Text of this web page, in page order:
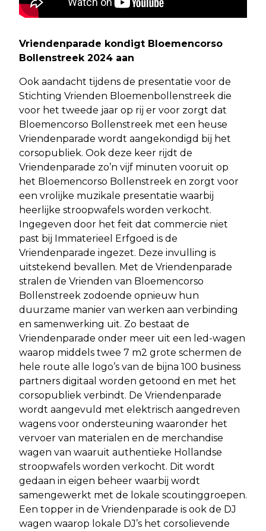
Vriendenparade kondigt Bloemencorso
Bollenstreek 2024 aan
Ook aandacht tijdens de presentatie voor de
Stichting Vrienden Bloemenbollenstreek die
voor het tweede jaar op rij er voor zorgt dat
Bloemencorso Bollenstreek met een heuse
Vriendenparade wordt aangekondigd bij het
corsopubliek. Ook deze keer rijdt de
Vriendenparade zo’n vijf minuten vooruit op
het Bloemencorso Bollenstreek en zorgt voor
een vrolijke muzikale presentatie waarbij
heerlijke stroopwafels worden verkocht.
Ingegeven door het feit dat commercie niet
past bij Immaterieel Erfgoed is de
Vriendenparade ingezet. Deze invulling is
uitstekend bevallen. Met de Vriendenparade
stralen de Vrienden van Bloemencorso
Bollenstreek zodoende opnieuw hun
duurzame manier van werken aan verbinding
en samenwerking uit. Zo bestaat de
Vriendenparade onder meer uit een led-wagen
waarop middels twee 7 m2 grote schermen de
hele route alle logo’s van de bijna 100 business
partners digitaal worden getoond en met het
corsopubliek verbindt. De Vriendenparade
wordt aangevuld met elektrisch aangedreven
wagens voor ondersteuning waaronder het
vervoer van materialen en de merchandise
wagen van waaruit authentieke Hollandse
stroopwafels worden verkocht. Dit wordt
gedaan in eigen beheer waarbij wordt
samengewerkt met de lokale scoutinggroepen.
Een topper in de Vriendenparade is ook de DJ
wagen waarop lokale DJ’s het corsolievende